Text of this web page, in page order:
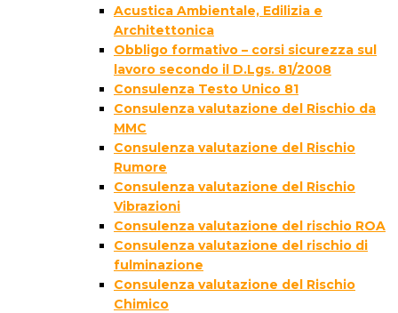
Acustica Ambientale, Edilizia e
Architettonica
Obbligo formativo – corsi sicurezza sul
lavoro secondo il D.Lgs. 81/2008
Consulenza Testo Unico 81
Consulenza valutazione del Rischio da
MMC
Consulenza valutazione del Rischio
Rumore
Consulenza valutazione del Rischio
Vibrazioni
Consulenza valutazione del rischio ROA
Consulenza valutazione del rischio di
fulminazione
Consulenza valutazione del Rischio
Chimico